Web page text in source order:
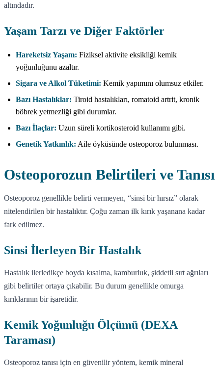
altındadır.
Yaşam Tarzı ve Diğer Faktörler
Hareketsiz Yaşam: Fiziksel aktivite eksikliği kemik
yoğunluğunu azaltır.
Sigara ve Alkol Tüketimi: Kemik yapımını olumsuz etkiler.
Bazı Hastalıklar: Tiroid hastalıkları, romatoid artrit, kronik
böbrek yetmezliği gibi durumlar.
Bazı İlaçlar: Uzun süreli kortikosteroid kullanımı gibi.
Genetik Yatkınlık: Aile öyküsünde osteoporoz bulunması.
Osteoporozun Belirtileri ve Tanısı
Osteoporoz genellikle belirti vermeyen, “sinsi bir hırsız” olarak
nitelendirilen bir hastalıktır. Çoğu zaman ilk kırık yaşanana kadar
fark edilmez.
Sinsi İlerleyen Bir Hastalık
Hastalık ilerledikçe boyda kısalma, kamburluk, şiddetli sırt ağrıları
gibi belirtiler ortaya çıkabilir. Bu durum genellikle omurga
kırıklarının bir işaretidir.
Kemik Yoğunluğu Ölçümü (DEXA
Taraması)
Osteoporoz tanısı için en güvenilir yöntem, kemik mineral